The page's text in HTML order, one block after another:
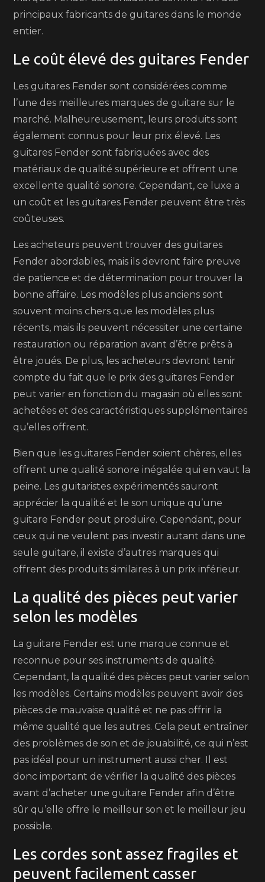
principaux fabricants de guitares dans le monde
entier.
Le coût élevé des guitares Fender
Les guitares Fender sont considérées comme
l’une des meilleures marques de guitare sur le
marché. Malheureusement, leurs produits sont
également connus pour leur prix élevé. Les
guitares Fender sont fabriquées avec des
matériaux de qualité supérieure et offrent une
excellente qualité sonore. Cependant, ce luxe a
un coût et les guitares Fender peuvent être très
coûteuses.
Les acheteurs peuvent trouver des guitares
Fender abordables, mais ils devront faire preuve
de patience et de détermination pour trouver la
bonne affaire. Les modèles plus anciens sont
souvent moins chers que les modèles plus
récents, mais ils peuvent nécessiter une certaine
restauration ou réparation avant d’être prêts à
être joués. De plus, les acheteurs devront tenir
compte du fait que le prix des guitares Fender
peut varier en fonction du magasin où elles sont
achetées et des caractéristiques supplémentaires
qu’elles offrent.
Bien que les guitares Fender soient chères, elles
offrent une qualité sonore inégalée qui en vaut la
peine. Les guitaristes expérimentés sauront
apprécier la qualité et le son unique qu’une
guitare Fender peut produire. Cependant, pour
ceux qui ne veulent pas investir autant dans une
seule guitare, il existe d’autres marques qui
offrent des produits similaires à un prix inférieur.
La qualité des pièces peut varier
selon les modèles
La guitare Fender est une marque connue et
reconnue pour ses instruments de qualité.
Cependant, la qualité des pièces peut varier selon
les modèles. Certains modèles peuvent avoir des
pièces de mauvaise qualité et ne pas offrir la
même qualité que les autres. Cela peut entraîner
des problèmes de son et de jouabilité, ce qui n’est
pas idéal pour un instrument aussi cher. Il est
donc important de vérifier la qualité des pièces
avant d’acheter une guitare Fender afin d’être
sûr qu’elle offre le meilleur son et le meilleur jeu
possible.
Les cordes sont assez fragiles et
peuvent facilement casser